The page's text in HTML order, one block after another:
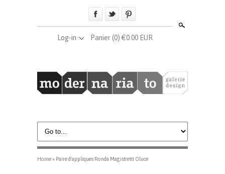
Log-in Panier(0) €0.00 EUR
Home» Paire d'appliques Ronda Magistretti Oluce